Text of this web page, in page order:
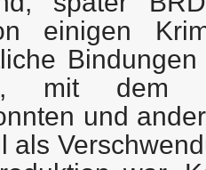
einigen
mit
und
als